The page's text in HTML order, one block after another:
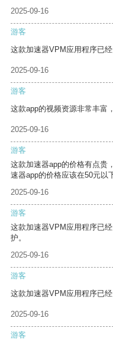
2025-09-16
游客
这款加速器VPM应用程序已
2025-09-16
游客
这款app的视频资源非常丰富
2025-09-16
游客
这款加速器app的价格有点贵
速器app的价格应该在50元以
2025-09-16
游客
这款加速器VPM应用程序已
护。
2025-09-16
游客
这款加速器VPM应用程序已
2025-09-16
游客